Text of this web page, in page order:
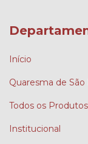
Início
Quaresma de
Todos os Produtos
Institucional